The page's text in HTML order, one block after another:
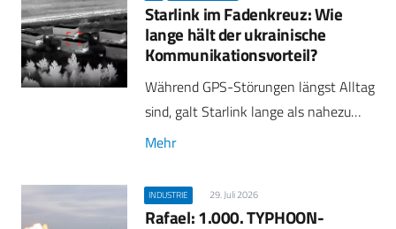
Starlink im Fadenkreuz: Wie
lange hält der ukrainische
Kommunikationsvorteil?
Während GPS-Störungen längst Alltag
sind, galt Starlink lange als nahezu…
Mehr
INDUSTRIE 29. Juli 2026
Rafael: 1.000. TYPHOON-